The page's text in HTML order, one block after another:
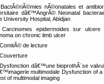
BactÃ©riÃ©mies nÃ©onatales et
dâ€™AngrÃ© Neonatal
University Hospital, Abidjan
Carcinomes epidermoides sur ulcere
on chronic limb ulcer
ComitÃ© de lecture
Couverture
Dysfonction dâ€™une bioprothÃ¨se
multimodale Dysfunction of
of multimodal imaging